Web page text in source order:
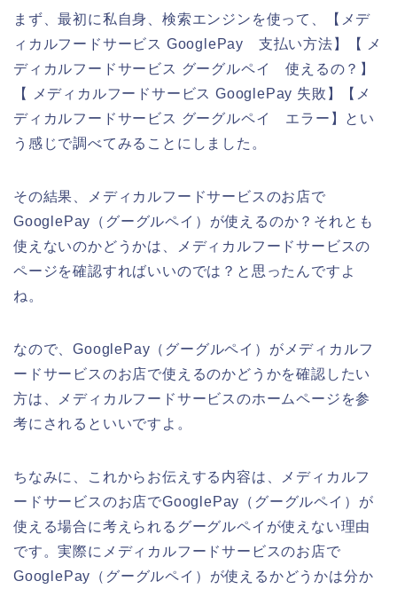
まず、最初に私自身、検索エンジンを使って、【メデ
ィカルフードサービス GooglePay 支払い方法】【 メ
ディカルフードサービス グーグルペイ 使えるの？】
【 メディカルフードサービス GooglePay 失敗】【メ
ディカルフードサービス グーグルペイ エラー】とい
う感じで調べてみることにしました。
その結果、メディカルフードサービスのお店で
GooglePay（グーグルペイ）が使えるのか？それとも
使えないのかどうかは、メディカルフードサービスの
ページを確認すればいいのでは？と思ったんですよ
ね。
なので、GooglePay（グーグルペイ）がメディカルフ
ードサービスのお店で使えるのかどうかを確認したい
方は、メディカルフードサービスのホームページを参
考にされるといいですよ。
ちなみに、これからお伝えする内容は、メディカルフ
ードサービスのお店でGooglePay（グーグルペイ）が
使える場合に考えられるグーグルペイが使えない理由
です。実際にメディカルフードサービスのお店で
GooglePay（グーグルペイ）が使えるかどうかは分か